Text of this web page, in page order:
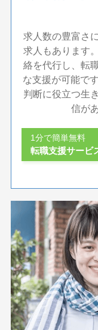
求人数の豊富さ
求人もあります
絡を代行し、転
な支援が可能で
判断に役立つ生
信が
1分で簡単無料
転職支援サービ